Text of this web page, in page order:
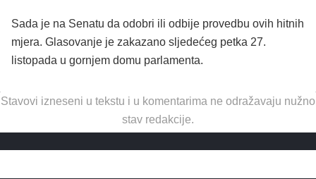
Sada je na Senatu da odobri ili odbije provedbu ovih hitnih
mjera. Glasovanje je zakazano sljedećeg petka 27.
listopada u gornjem domu parlamenta.
Stavovi izneseni u tekstu i u komentarima ne odražavaju nužno
stav redakcije.